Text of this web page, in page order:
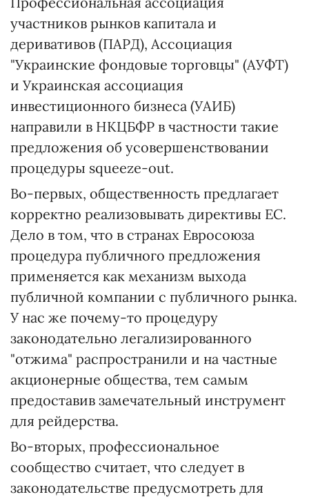
участников рынков капитала и
деривативов (ПАРД), Ассоциация
"Украинские фондовые торговцы" (АУФТ)
и Украинская ассоциация
инвестиционного бизнеса (УАИБ)
направили в НКЦБФР в частности такие
предложения об усовершенствовании
процедуры squeeze-out.
Во-первых, общественность предлагает
корректно реализовывать директивы ЕС.
Дело в том, что в странах Евросоюза
процедура публичного предложения
применяется как механизм выхода
публичной компании с публичного рынка.
У нас же почему-то процедуру
законодательно легализированного
"отжима" распространили и на частные
акционерные общества, тем самым
предоставив замечательный инструмент
для рейдерства.
Во-вторых, профессиональное
сообщество считает, что следует в
законодательстве предусмотреть для